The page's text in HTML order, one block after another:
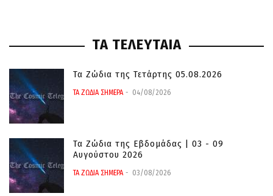
ΤΑ ΤΕΛΕΥΤΑΙΑ
Τα Ζώδια της Τετάρτης 05.08.2026
ΤΑ ΖΩΔΙΑ ΣΗΜΕΡΑ 04/08/2026
Τα Ζώδια της Εβδομάδας | 03 - 09
Αυγούστου 2026
ΤΑ ΖΩΔΙΑ ΣΗΜΕΡΑ 03/08/2026